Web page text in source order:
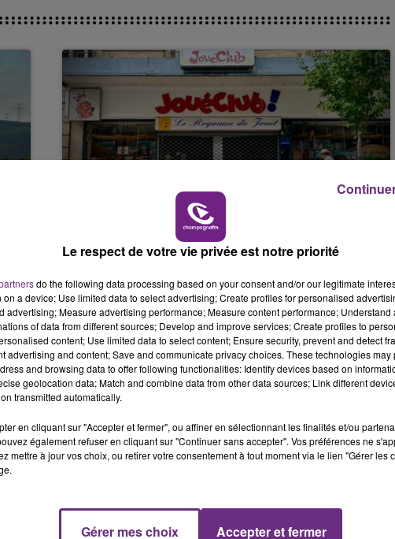
BEST OF
LE MAGASIN JOUÉCLUB DE REIMS FERME
C'était l'une des institutions du centre-ville
rémois. Le magasin JouéClub est contraint de
Le respect de votre vie privée est notre priorité
do the following data processing based on your consent and/or our legitimate
on a device; Use limited data to select advertising; Create profiles for personalised
advertising; Measure advertising performance; Measure content performance; Understand
of data from different sources; Develop and improve services; Create profiles to
content; Use limited data to select content; Ensure security, prevent and detect
advertising and content; Save and communicate privacy choices. These technologies may
and browsing data to offer following functionalities: Identify devices based on
geolocation data; Match and combine data from other data sources; Link different
transmitted automatically.
en cliquant sur "Accepter et fermer", ou affiner en sélectionnant les finalités et/ou
également refuser en cliquant sur "Continuer sans accepter". Vos préférences ne
mettre à jour vos choix, ou retirer votre consentement à tout moment via le lien "Gérer les
Gérer mes choix Accepter et fermer